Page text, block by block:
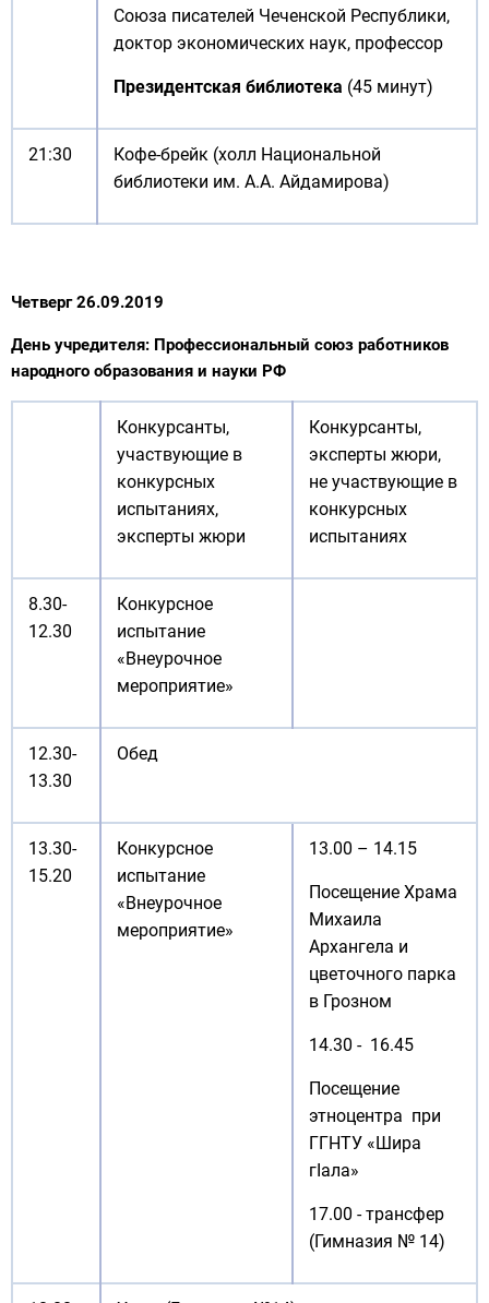
Союза писателей Чеченской Республики,
доктор экономических наук, профессор
Президентская библиотека (45 минут)
21:30
Кофе-брейк (холл Национальной
библиотеки им. А.А. Айдамирова)
Четверг 26.09.2019
День учредителя: Профессиональный союз работников
народного образования и науки РФ
Конкурсанты,
участвующие в
конкурсных
испытаниях,
эксперты жюри
Конкурсанты,
эксперты жюри,
не участвующие в
конкурсных
испытаниях
8.30-
12.30
Конкурсное
испытание
«Внеурочное
мероприятие»
12.30-
13.30
Обед
13.30-
15.20
Конкурсное
испытание
«Внеурочное
мероприятие»
13.00 – 14.15
Посещение Храма
Михаила
Архангела и
цветочного парка
в Грозном
14.30 - 16.45
Посещение
этноцентра при
ГГНТУ «Шира
гIала»
17.00 - трансфер
(Гимназия № 14)